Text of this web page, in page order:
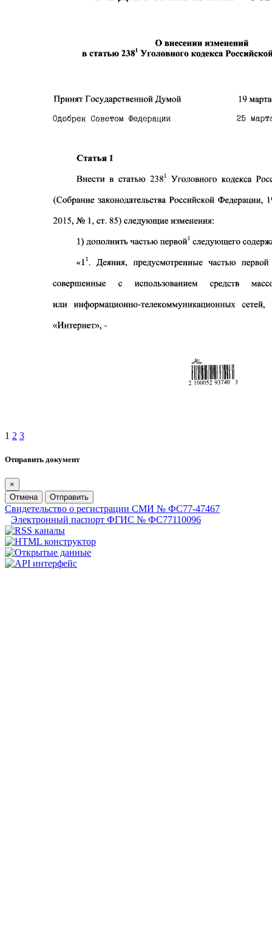
1 2 3
Отправить документ
×
Отмена
Отправить
Свидетельство о регистрации СМИ № ФС77-47467
Электронный паспорт ФГИС № ФС77110096